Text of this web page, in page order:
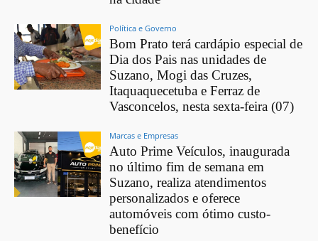
Política e Governo
Bom Prato terá cardápio especial de
Dia dos Pais nas unidades de
Suzano, Mogi das Cruzes,
Itaquaquecetuba e Ferraz de
Vasconcelos, nesta sexta-feira (07)
Marcas e Empresas
Auto Prime Veículos, inaugurada
no último fim de semana em
Suzano, realiza atendimentos
personalizados e oferece
automóveis com ótimo custo-
benefício